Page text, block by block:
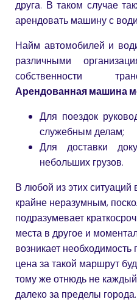
друга. В таком случае
арендовать машину с
Найм автомобилей и
различными
собственности
Арендованная машина
Для поездок
служебным делам;
Для доставки
небольших грузов.
В любой из этих ситуаций
крайне неразумным,
подразумевает
места в другое и
возникает необходимость
цена за такой маршрут
тому же отнюдь не каждый
далеко за пределы города.